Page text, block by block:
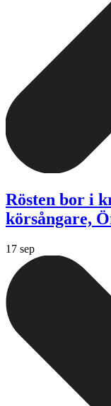
Rösten bor i
körsångare,
17 sep